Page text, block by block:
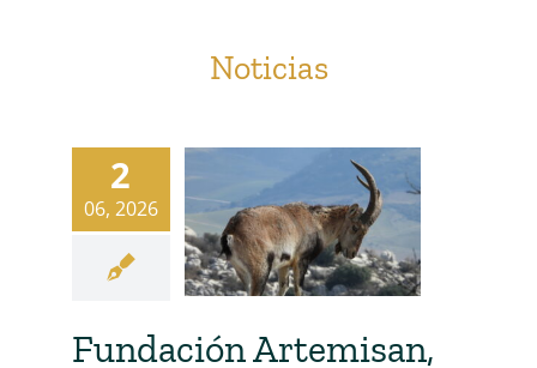
Noticias
2
06, 2026
Fundación Artemisan,